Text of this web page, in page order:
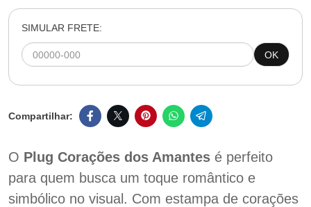
SIMULAR FRETE:
OK
O Plug Corações dos Amantes é perfeito
para quem busca um toque romântico e
simbólico no visual. Com estampa de corações